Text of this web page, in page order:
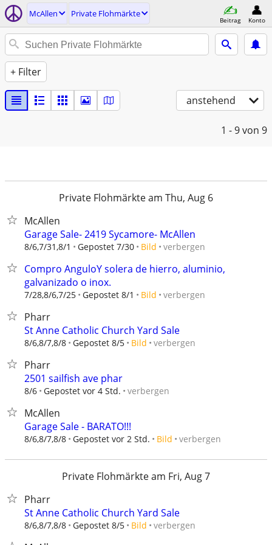
McAllen Private Flohmärkte
Beitrag Konto
+ Filter
anstehend
1 - 9von 9
Private Flohmärkte am Thu, Aug 6
McAllen
Garage Sale- 2419 Sycamore- McAllen
8/6,7/31,8/1 Gepostet 7/30 Bild verbergen
Compro AnguloY solera de hierro, aluminio,
galvanizado o inox.
7/28,8/6,7/25 Gepostet 8/1 Bild verbergen
Pharr
St Anne Catholic Church Yard Sale
8/6,8/7,8/8 Gepostet 8/5 Bild verbergen
Pharr
2501 sailfish ave phar
8/6 Gepostet vor 4 Std. verbergen
McAllen
Garage Sale - BARATO!!!
8/6,8/7,8/8 Gepostet vor 2 Std. Bild verbergen
Private Flohmärkte am Fri, Aug 7
Pharr
St Anne Catholic Church Yard Sale
8/6,8/7,8/8 Gepostet 8/5 Bild verbergen